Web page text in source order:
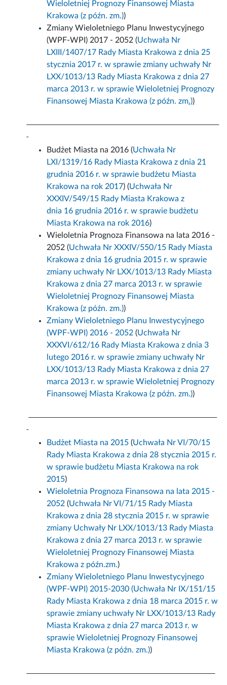
Wieloletniej Prognozy Finansowej Miasta
Krakowa (z późn. zm.))
Zmiany Wieloletniego Planu Inwestycyjnego
(WPF-WPI) 2017 - 2052 (Uchwała Nr
LXIII/1407/17 Rady Miasta Krakowa z dnia 25
stycznia 2017 r. w sprawie zmiany uchwały Nr
LXX/1013/13 Rady Miasta Krakowa z dnia 27
marca 2013 r. w sprawie Wieloletniej Prognozy
Finansowej Miasta Krakowa (z późn. zm.))
Budżet Miasta na 2016 (Uchwała Nr
LXI/1319/16 Rady Miasta Krakowa z dnia 21
grudnia 2016 r. w sprawie budżetu Miasta
Krakowa na rok 2017) (Uchwała Nr
XXXIV/549/15 Rady Miasta Krakowa z
dnia 16 grudnia 2016 r. w sprawie budżetu
Miasta Krakowa na rok 2016)
Wieloletnia Prognoza Finansowa na lata 2016 -
2052 (Uchwała Nr XXXIV/550/15 Rady Miasta
Krakowa z dnia 16 grudnia 2015 r. w sprawie
zmiany uchwały Nr LXX/1013/13 Rady Miasta
Krakowa z dnia 27 marca 2013 r. w sprawie
Wieloletniej Prognozy Finansowej Miasta
Krakowa (z późn. zm.))
Zmiany Wieloletniego Planu Inwestycyjnego
(WPF-WPI) 2016 - 2052 (Uchwała Nr
XXXVI/612/16 Rady Miasta Krakowa z dnia 3
lutego 2016 r. w sprawie zmiany uchwały Nr
LXX/1013/13 Rady Miasta Krakowa z dnia 27
marca 2013 r. w sprawie Wieloletniej Prognozy
Finansowej Miasta Krakowa (z późn. zm.))
Budżet Miasta na 2015 (Uchwała Nr VI/70/15
Rady Miasta Krakowa z dnia 28 stycznia 2015 r.
w sprawie budżetu Miasta Krakowa na rok
2015)
Wieloletnia Prognoza Finansowa na lata 2015 -
2052 (Uchwała Nr VI/71/15 Rady Miasta
Krakowa z dnia 28 stycznia 2015 r. w sprawie
zmiany Uchwały Nr LXX/1013/13 Rady Miasta
Krakowa z dnia 27 marca 2013 r. w sprawie
Wieloletniej Prognozy Finansowej Miasta
Krakowa z późn.zm.)
Zmiany Wieloletniego Planu Inwestycyjnego
(WPF-WPI) 2015-2030 (Uchwała Nr IX/151/15
Rady Miasta Krakowa z dnia 18 marca 2015 r. w
sprawie zmiany uchwały Nr LXX/1013/13 Rady
Miasta Krakowa z dnia 27 marca 2013 r. w
sprawie Wieloletniej Prognozy Finansowej
Miasta Krakowa (z późn. zm.))